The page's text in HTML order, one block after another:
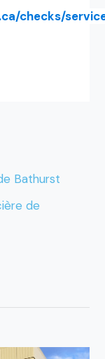
checks/
Bathurst
de